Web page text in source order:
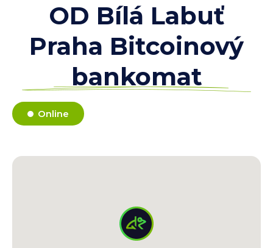
OD Bílá Labuť
Praha Bitcoinový
bankomat
Online